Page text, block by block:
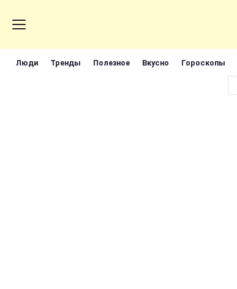
Люди Тренды Полезное Вкусно Гороскопы